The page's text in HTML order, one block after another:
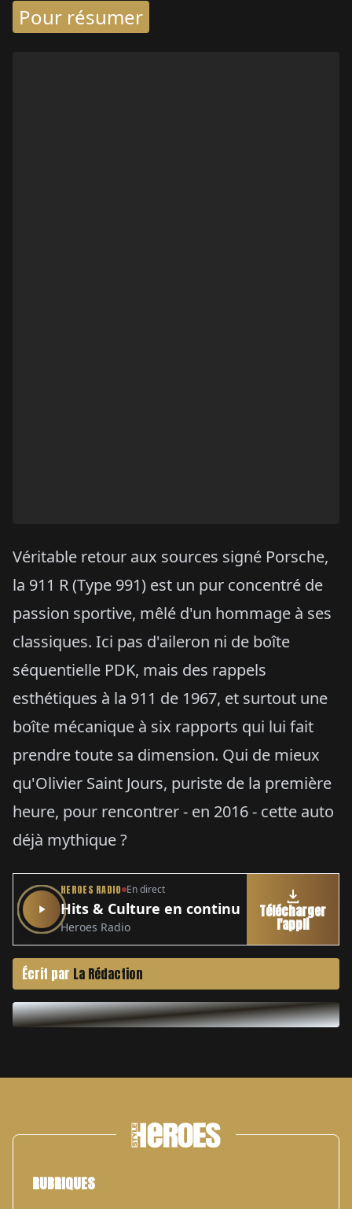
Pour résumer
Véritable retour aux sources signé Porsche,
la 911 R (Type 991) est un pur concentré de
passion sportive, mêlé d'un hommage à ses
classiques. Ici pas d'aileron ni de boîte
séquentielle PDK, mais des rappels
esthétiques à la 911 de 1967, et surtout une
boîte mécanique à six rapports qui lui fait
prendre toute sa dimension. Qui de mieux
qu'Olivier Saint Jours, puriste de la première
heure, pour rencontrer - en 2016 - cette auto
déjà mythique ?
HEROES RADIO En direct
Hits & Culture en continu
Heroes Radio
Télécharger
l'appli
Écrit par La Rédaction
RUBRIQUES